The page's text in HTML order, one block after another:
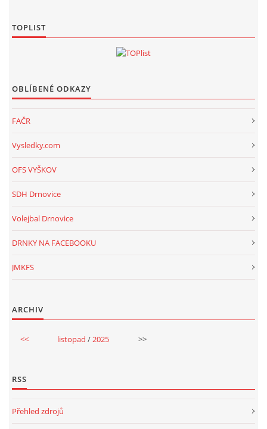
TOPLIST
OBLÍBENÉ ODKAZY
FAČR
Vysledky.com
OFS VYŠKOV
SDH Drnovice
Volejbal Drnovice
DRNKY NA FACEBOOKU
JMKFS
ARCHIV
<< listopad /2025 >>
RSS
Přehled zdrojů